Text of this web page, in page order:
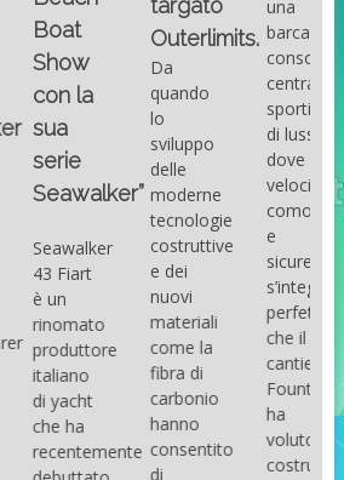
Boat
Show
con la
serie
Seawalker
43 Fiart
rinomato
italiano
di yacht
che ha
recentemente
targato
Outerlimits.
quando
sviluppo
moderne
tecnologie
costruttive
nuovi
materiali
come la
fibra di
carbonio
hanno
consentito
barca a
console
centrale
sportiva
di lusso,
velocità,
comodità
sicurezza
s’integrano
perfettamente,
che il
cantiere
Fountain
voluto
costruire